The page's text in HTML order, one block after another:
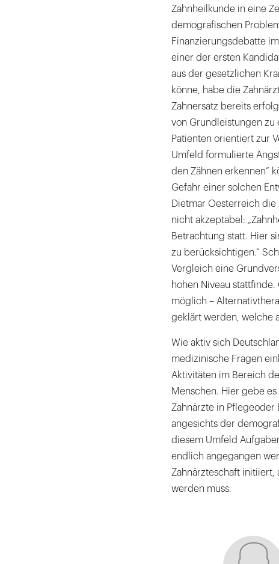
Zahnheilkunde in eine
demografischen
Finanzierungsdebatte
einer der ersten
aus der gesetzlichen
könne, habe die
Zahnersatz bereits
von Grundleistungen zu
Patienten orientiert zur
Umfeld formulierte
den Zähnen erkennen“
Gefahr einer solchen
Dietmar Oesterreich die
nicht akzeptabel:
Betrachtung statt. Hier
zu berücksichtigen.“
Vergleich eine
hohen Niveau
möglich –
geklärt werden, welche
Wie aktiv sich
medizinische Fragen
Aktivitäten im Bereich
Menschen. Hier gebe
Zahnärzte in
angesichts der
diesem Umfeld
endlich angegangen
Zahnärzteschaft
werden muss.